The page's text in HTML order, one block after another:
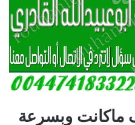
ماكانت وبسرعة